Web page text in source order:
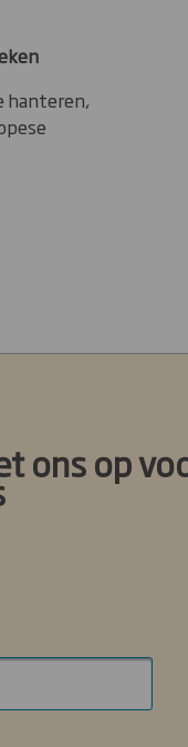
hanteren,
ons op